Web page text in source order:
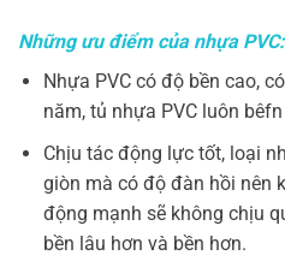
Những ưu điểm của nhựa PVC:
Nhựa PVC có độ bền cao,
năm, tủ nhựa PVC luôn
Chịu tác động lực tốt, loại
giòn mà có độ đàn hồi nên
động mạnh sẽ không chịu
bền lâu hơn và bền hơn.